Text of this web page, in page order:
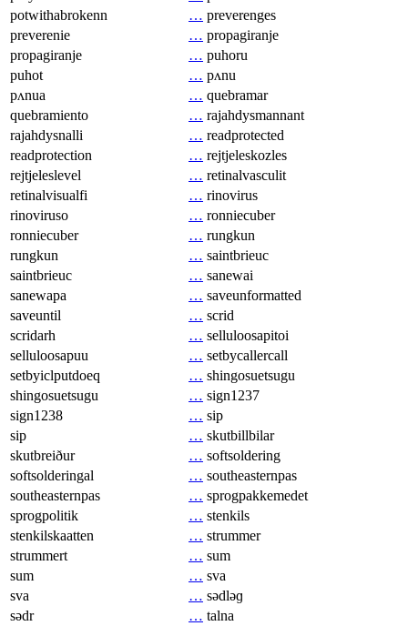
potwithabrokenn
… preverenges
preverenie
… propagiranje
propagiranje
… puhoru
puhot
… pʌnu
pʌnua
… quebramar
quebramiento
… rajahdysmannant
rajahdysnalli
… readprotected
readprotection
… rejtjeleskozles
rejtjeleslevel
… retinalvasculit
retinalvisualfi
… rinovirus
rinoviruso
… ronniecuber
ronniecuber
… rungkun
rungkun
… saintbrieuc
saintbrieuc
… sanewai
sanewapa
… saveunformatted
saveuntil
… scrid
scridarh
… selluloosapitoi
selluloosapuu
… setbycallercall
setbyiclputdoeq
… shingosuetsugu
shingosuetsugu
… sign1237
sign1238
… sip
sip
… skutbillbilar
skutbreiður
… softsoldering
softsolderingal
… southeasternpas
southeasternpas
… sprogpakkemedet
sprogpolitik
… stenkils
stenkilskaatten
… strummer
strummert
… sum
sum
… sva
sva
… sədləɡ
sədr
… talna